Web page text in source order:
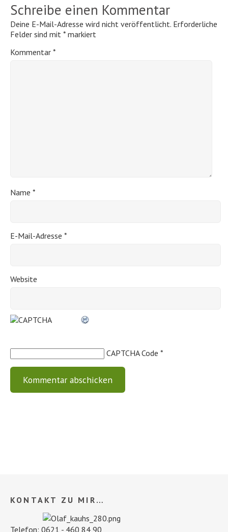
Schreibe einen Kommentar
Deine E-Mail-Adresse wird nicht veröffentlicht. Erforderliche
Felder sind mit * markiert
Kommentar *
Name *
E-Mail-Adresse *
Website
CAPTCHA Code *
KONTAKT ZU MIR…
Telefon: 0621 - 460 84 90